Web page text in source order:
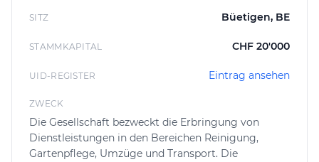
transparente Kostendarstellung. So haben Kundinnen
und Kunden von CLEANEX + in Büetigen eine klare
ihrer Reinigungs-, Gartenpflege-, Umzugs- oder
SITZ Büetigen, BE
STAMMKAPITAL CHF 20'000
UID-REGISTER Eintrag ansehen
ZWECK
Die Gesellschaft bezweckt die Erbringung von
Dienstleistungen in den Bereichen Reinigung,
Gartenpflege, Umzüge und Transport. Die